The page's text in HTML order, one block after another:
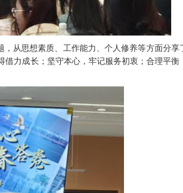
从思想素质、工作能力、个人修养等方面分享
力成长；坚守本心，牢记服务初衷；合理平衡